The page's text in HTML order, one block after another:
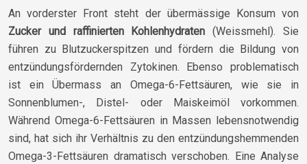
An vorderster Front steht der übermässige Konsum von
Zucker und raffinierten Kohlenhydraten (Weissmehl). Sie
führen zu Blutzuckerspitzen und fördern die Bildung von
entzündungsfördernden Zytokinen. Ebenso problematisch
ist ein Übermass an Omega-6-Fettsäuren, wie sie in
Sonnenblumen-, Distel- oder Maiskeimöl vorkommen.
Während Omega-6-Fettsäuren in Massen lebensnotwendig
sind, hat sich ihr Verhältnis zu den entzündungshemmenden
Omega-3-Fettsäuren dramatisch verschoben. Eine Analyse